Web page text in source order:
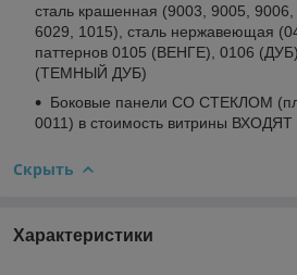
сталь крашенная (9003, 9005, 9006,
6029, 1015), сталь нержавеющая
паттернов 0105 (ВЕНГЕ), 0106
(ТЕМНЫЙ ДУБ)
Боковые панели СО СТЕКЛОМ
0011) в стоимость витрины ВХОДЯТ
Скрыть
Характеристики